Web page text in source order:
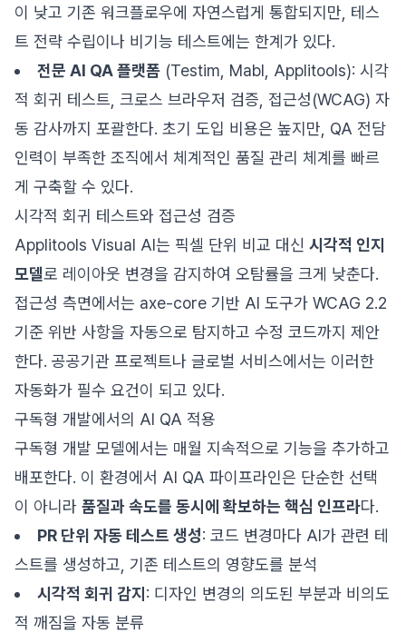
이 낮고 기존 워크플로우에 자연스럽게 통합되지만, 테스
트 전략 수립이나 비기능 테스트에는 한계가 있다.
전문 AI QA 플랫폼 (Testim, Mabl, Applitools): 시각
적 회귀 테스트, 크로스 브라우저 검증, 접근성(WCAG) 자
동 감사까지 포괄한다. 초기 도입 비용은 높지만, QA 전담
인력이 부족한 조직에서 체계적인 품질 관리 체계를 빠르
게 구축할 수 있다.
시각적 회귀 테스트와 접근성 검증
Applitools Visual AI는 픽셀 단위 비교 대신 시각적 인지
모델로 레이아웃 변경을 감지하여 오탐률을 크게 낮춘다.
접근성 측면에서는 axe-core 기반 AI 도구가 WCAG 2.2
기준 위반 사항을 자동으로 탐지하고 수정 코드까지 제안
한다. 공공기관 프로젝트나 글로벌 서비스에서는 이러한
자동화가 필수 요건이 되고 있다.
구독형 개발에서의 AI QA 적용
구독형 개발 모델에서는 매월 지속적으로 기능을 추가하고
배포한다. 이 환경에서 AI QA 파이프라인은 단순한 선택
이 아니라 품질과 속도를 동시에 확보하는 핵심 인프라다.
PR 단위 자동 테스트 생성: 코드 변경마다 AI가 관련 테
스트를 생성하고, 기존 테스트의 영향도를 분석
시각적 회귀 감지 : 디자인 변경의 의도된 부분과 비의도
적 깨짐을 자동 분류